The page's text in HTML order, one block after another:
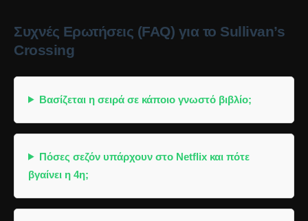
Συχνές Ερωτήσεις (FAQ) για το Sullivan’s
Crossing
Βασίζεται η σειρά σε κάποιο γνωστό βιβλίο;
Πόσες σεζόν υπάρχουν στο Netflix και πότε
βγαίνει η 4η;